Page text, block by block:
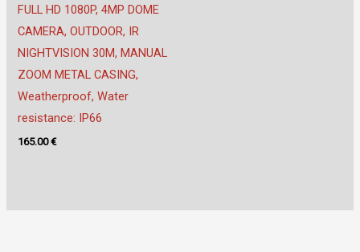
FULL HD 1080P, 4MP DOME
CAMERA, OUTDOOR, IR
NIGHTVISION 30M, MANUAL
ZOOM METAL CASING,
Weatherproof, Water
resistance: IP66
165.00€